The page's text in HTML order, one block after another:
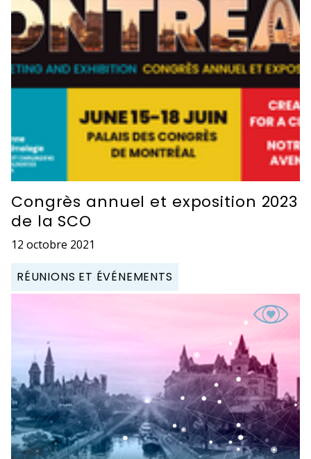
Congrès annuel et exposition 2023
de la SCO
12 octobre 2021
RÉUNIONS ET ÉVÉNEMENTS